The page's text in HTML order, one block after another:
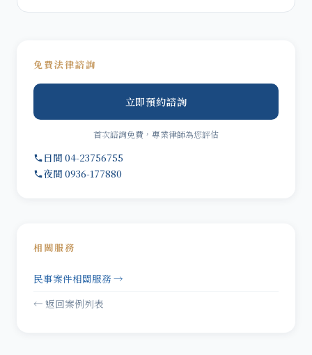
免費法律諮詢
立即預約諮詢
首次諮詢免費，專業律師為您評估
日間 04-23756755
夜間 0936-177880
相關服務
民事案件相關服務 →
← 返回案例列表